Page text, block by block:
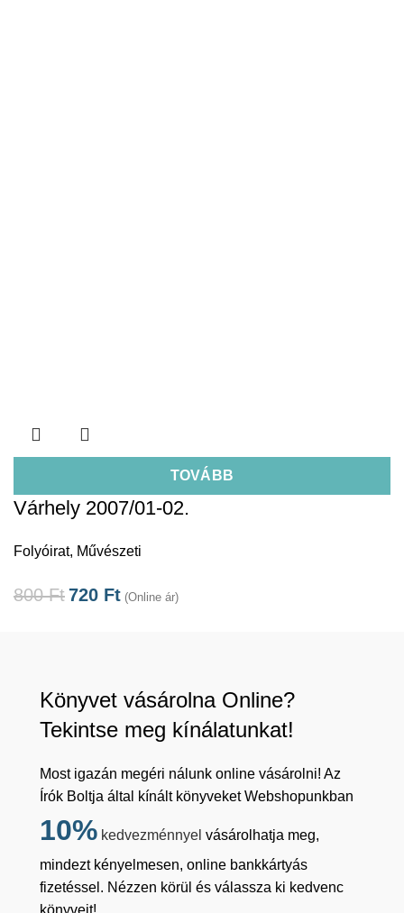
TOVÁBB
Várhely 2007/01-02.
Folyóirat, Művészeti
800Ft720 Ft (Online ár)
Könyvet vásárolna Online?
Tekintse meg kínálatunkat!
Most igazán megéri nálunk online vásárolni! Az
Írók Boltja által kínált könyveket Webshopunkban
10% kedvezménnyel vásárolhatja meg,
mindezt kényelmesen, online bankkártyás
fizetéssel. Nézzen körül és válassza ki kedvenc
könyveit!